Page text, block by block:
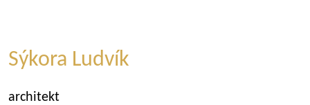
Sýkora Ludvík
architekt